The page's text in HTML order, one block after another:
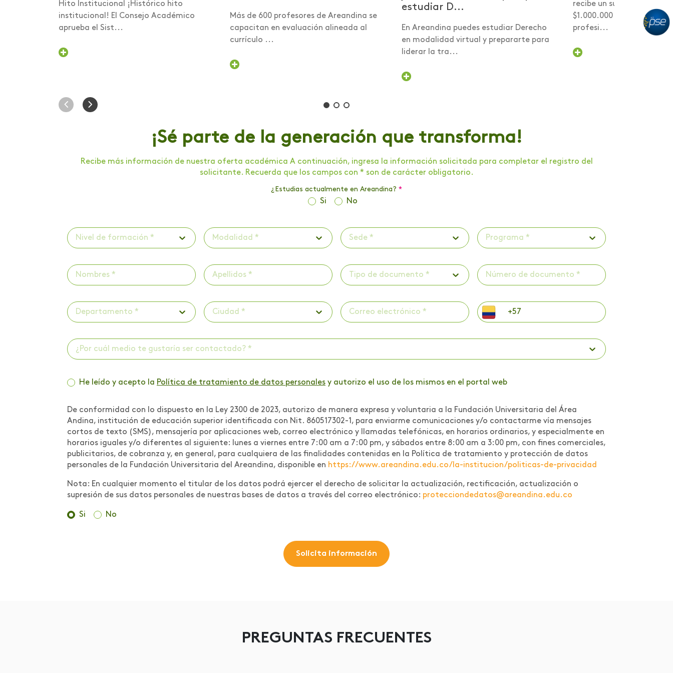
Foro internacional
Foro nacional de
Humanismo Digital
Intercambio
Investigaciones
Publicaciones
ScienceTubers
Invitación a panel
de acompañamiento
psicológico
Libro Iniciación
Científica:
Conceptualización
Medidas preventivas
para contrarrestar la
19 en la comunidad
Hito Institucional ¡Histórico hito
institucional! El Consejo Académico
aprueba el Sist...
Más de 600 profesores de Areandina se
capacitan en evaluación alineada al
currículo ...
estudiar D...
En Areandina puedes estudiar Derecho
en modalidad virtual y prepararte para
liderar la tra...
recibe un subsidio desde
$1.000.000 para
profesi...
¡Sé parte de la generación que transforma!
Recibe más información de nuestra oferta académica A continuación, ingresa la información solicitada para completar el registro del
solicitante. Recuerda que los campos con * son de carácter obligatorio.
¿Estudias actualmente en Areandina? *
Si No
Nivel de formación * Modalidad * Sede * Programa *
Tipo de documento *
Departamento * Ciudad *
¿Por cuál medio te gustaría ser contactado? *
He leído y acepto la Política de tratamiento de datos personales y autorizo el uso de los mismos en el portal web
De conformidad con lo dispuesto en la Ley 2300 de 2023, autorizo de manera expresa y voluntaria a la Fundación Universitaria del Área
Andina, institución de educación superior identificada con Nit. 860517302-1, para enviarme comunicaciones y/o contactarme vía mensajes
cortos de texto (SMS), mensajería por aplicaciones web, correo electrónico y llamadas telefónicas, en horarios ordinarios, y especialmente en
horarios iguales y/o diferentes al siguiente: lunes a viernes entre 7:00 am a 7:00 pm, y sábados entre 8:00 am a 3:00 pm, con fines comerciales,
publicitarios, de cobranza y, en general, para cualquiera de las finalidades contenidas en la Política de tratamiento y protección de datos
personales de la Fundación Universitaria del Areandina, disponible en https://www.areandina.edu.co/la-institucion/politicas-de-privacidad
Nota: En cualquier momento el titular de los datos podrá ejercer el derecho de solicitar la actualización, rectificación, actualización o
supresión de sus datos personales de nuestras bases de datos a través del correo electrónico: protecciondedatos@areandina.edu.co
Si No
Solicita información
PREGUNTAS FRECUENTES